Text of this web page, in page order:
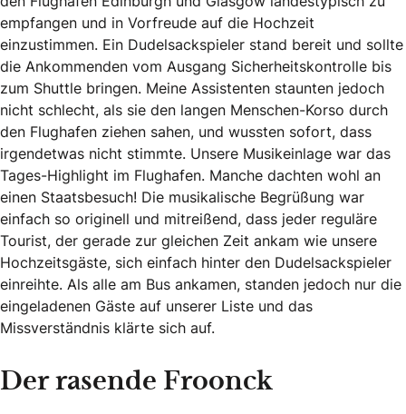
empfangen und in Vorfreude auf die Hochzeit
einzustimmen. Ein Dudelsackspieler stand bereit und sollte
die Ankommenden vom Ausgang Sicherheitskontrolle bis
zum Shuttle bringen. Meine Assistenten staunten jedoch
nicht schlecht, als sie den langen Menschen-Korso durch
den Flughafen ziehen sahen, und wussten sofort, dass
irgendetwas nicht stimmte. Unsere Musikeinlage war das
Tages-Highlight im Flughafen. Manche dachten wohl an
einen Staatsbesuch! Die musikalische Begrüßung war
einfach so originell und mitreißend, dass jeder reguläre
Tourist, der gerade zur gleichen Zeit ankam wie unsere
Hochzeitsgäste, sich einfach hinter den Dudelsackspieler
einreihte. Als alle am Bus ankamen, standen jedoch nur die
eingeladenen Gäste auf unserer Liste und das
Missverständnis klärte sich auf.
Der rasende Froonck